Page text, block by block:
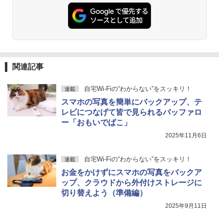
関連記事
連載 自宅Wi-Fiの“わからない”をスッキリ！
スマホの写真を簡単にバックアップ、テ
レビにつなげて皆で見られるバッファロ
ー「おもいでばこ」
2025年11月6日
連載 自宅Wi-Fiの“わからない”をスッキリ！
お金をかけずにスマホの写真をバックア
ップ、クラウドから外付けストレージに
切り替えよう（準備編）
2025年9月11日